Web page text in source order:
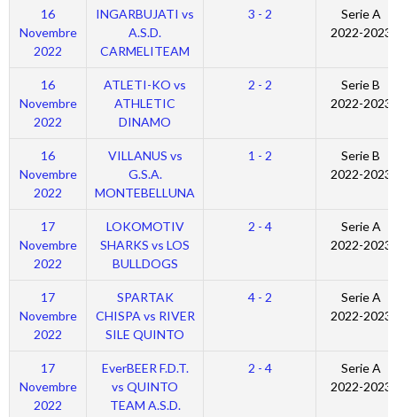
16
Novembre
2022
INGARBUJATI vs
A.S.D.
CARMELITEAM
3 - 2
Serie A
2022-2023
16
Novembre
2022
ATLETI-KO vs
ATHLETIC
DINAMO
2 - 2
Serie B
2022-2023
16
Novembre
2022
VILLANUS vs
G.S.A.
MONTEBELLUNA
1 - 2
Serie B
2022-2023
17
Novembre
2022
LOKOMOTIV
SHARKS vs LOS
BULLDOGS
2 - 4
Serie A
2022-2023
17
Novembre
2022
SPARTAK
CHISPA vs RIVER
SILE QUINTO
4 - 2
Serie A
2022-2023
17
Novembre
2022
EverBEER F.D.T.
vs QUINTO
TEAM A.S.D.
2 - 4
Serie A
2022-2023